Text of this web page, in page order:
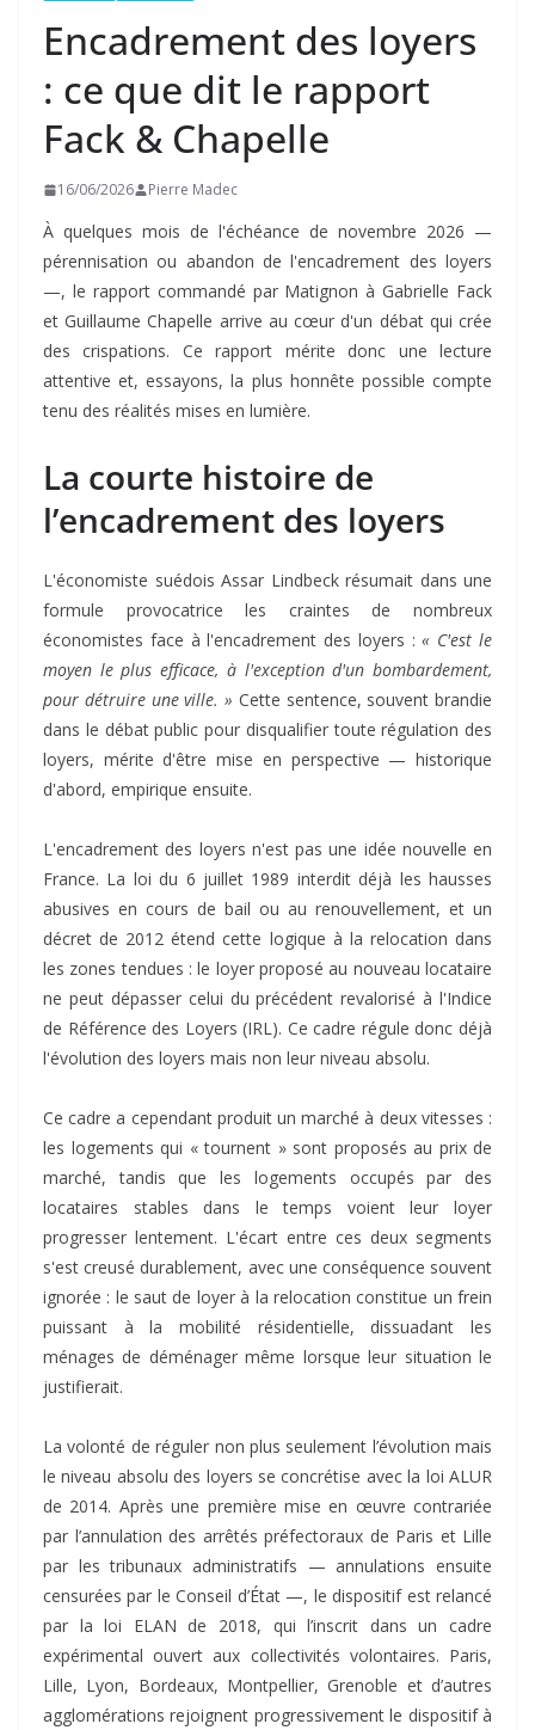
Encadrement des loyers
: ce que dit le rapport
Fack & Chapelle
16/06/2026 Pierre Madec
À quelques mois de l'échéance de novembre 2026 —
pérennisation ou abandon de l'encadrement des loyers
—, le rapport commandé par Matignon à Gabrielle Fack
et Guillaume Chapelle arrive au cœur d'un débat qui crée
des crispations. Ce rapport mérite donc une lecture
attentive et, essayons, la plus honnête possible compte
tenu des réalités mises en lumière.
La courte histoire de
l’encadrement des loyers
L'économiste suédois Assar Lindbeck résumait dans une
formule provocatrice les craintes de nombreux
économistes face à l'encadrement des loyers :« C'est le
moyen le plus efficace, à l'exception d'un bombardement,
pour détruire une ville. » Cette sentence, souvent brandie
dans le débat public pour disqualifier toute régulation des
loyers, mérite d'être mise en perspective — historique
d'abord, empirique ensuite.
L'encadrement des loyers n'est pas une idée nouvelle en
France. La loi du 6 juillet 1989 interdit déjà les hausses
abusives en cours de bail ou au renouvellement, et un
décret de 2012 étend cette logique à la relocation dans
les zones tendues : le loyer proposé au nouveau locataire
ne peut dépasser celui du précédent revalorisé à l'Indice
de Référence des Loyers (IRL). Ce cadre régule donc déjà
l'évolution des loyers mais non leur niveau absolu.
Ce cadre a cependant produit un marché à deux vitesses :
les logements qui « tournent » sont proposés au prix de
marché, tandis que les logements occupés par des
locataires stables dans le temps voient leur loyer
progresser lentement. L'écart entre ces deux segments
s'est creusé durablement, avec une conséquence souvent
ignorée : le saut de loyer à la relocation constitue un frein
puissant à la mobilité résidentielle, dissuadant les
ménages de déménager même lorsque leur situation le
justifierait.
La volonté de réguler non plus seulement l’évolution mais
le niveau absolu des loyers se concrétise avec la loi ALUR
de 2014. Après une première mise en œuvre contrariée
par l’annulation des arrêtés préfectoraux de Paris et Lille
par les tribunaux administratifs — annulations ensuite
censurées par le Conseil d’État —, le dispositif est relancé
par la loi ELAN de 2018, qui l’inscrit dans un cadre
expérimental ouvert aux collectivités volontaires. Paris,
Lille, Lyon, Bordeaux, Montpellier, Grenoble et d’autres
agglomérations rejoignent progressivement le dispositif à